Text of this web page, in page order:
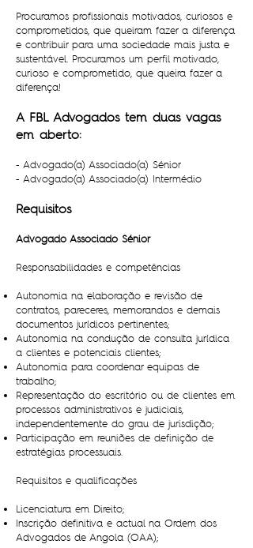
Procuramos profissionais motivados, curiosos e
comprometidos, que queiram fazer a diferença
e contribuir para uma sociedade mais justa e
sustentável. Procuramos um perfil motivado,
curioso e comprometido, que queira fazer a
diferença!
A FBL Advogados tem duas vagas
em aberto:
- Advogado(a) Associado(a) Sénior
- Advogado(a) Associado(a) Intermédio
Requisitos
Advogado Associado Sénior
Responsabilidades e competências
Autonomia na elaboração e revisão de
contratos, pareceres, memorandos e demais
documentos jurídicos pertinentes;
Autonomia na condução de consulta jurídica
a clientes e potenciais clientes;
Autonomia para coordenar equipas de
trabalho;
Representação do escritório ou de clientes em
processos administrativos e judiciais,
independentemente do grau de jurisdição;
Participação em reuniões de definição de
estratégias processuais.
Requisitos e qualificações
Licenciatura em Direito;
Inscrição definitiva e actual na Ordem dos
Advogados de Angola (OAA);